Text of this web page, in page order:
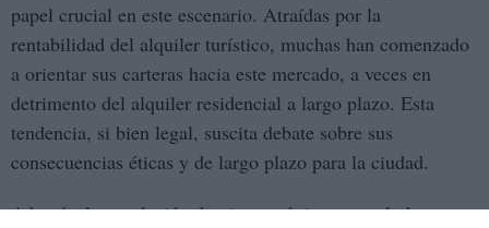
papel crucial en este escenario. Atraídas por la
rentabilidad del alquiler turístico, muchas han comenzado
a orientar sus carteras hacia este mercado, a veces en
detrimento del alquiler residencial a largo plazo. Esta
tendencia, si bien legal, suscita debate sobre sus
consecuencias éticas y de largo plazo para la ciudad.
Además, laregulación de pisos turísticosno solo busca